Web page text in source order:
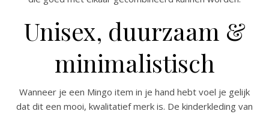
Unisex, duurzaam &
minimalistisch
Wanneer je een Mingo item in je hand hebt voel je gelijk
dat dit een mooi, kwalitatief merk is. De kinderkleding van